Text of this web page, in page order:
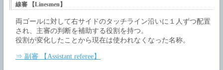
線審 【Linesmen】
両ゴールに対して右サイドのタッチライン沿いに１人ずつ配置
され、主審の判断を補助する役割を持つ。
役割が変化したことから現在は使われなくなった名称。
⇒ 副審 【Assistant referee】